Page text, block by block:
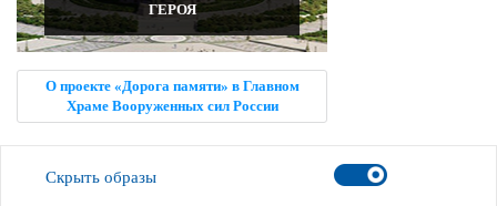
ГЕРОЯ
О проекте «Дорога памяти» в Главном
Храме Вооруженных сил России
Скрыть образы